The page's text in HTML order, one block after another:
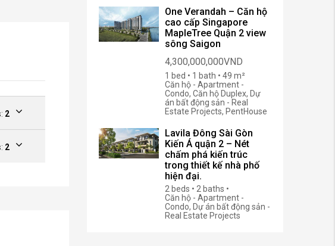
2
2
One Verandah – Căn hộ
cao cấp Singapore
MapleTree Quận 2 view
sông Saigon
4,300,000,000VND
1 bed • 1 bath • 49 m²
Căn hộ - Apartment -
Condo, Căn hộ Duplex, Dự
án bất động sản - Real
Estate Projects, PentHouse
Lavila Đông Sài Gòn
Kiến Á quận 2 – Nét
chấm phá kiến trúc
trong thiết kế nhà phố
hiện đại.
2 beds • 2 baths •
Căn hộ - Apartment -
Condo, Dự án bất động sản -
Real Estate Projects